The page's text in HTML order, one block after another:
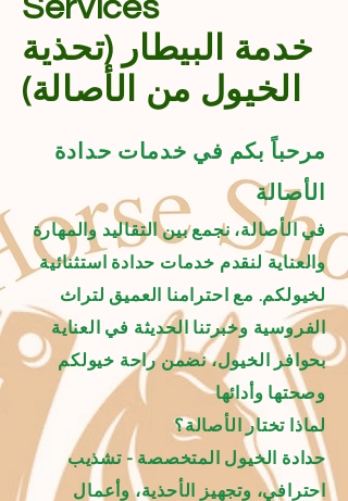
Services
خدمة البيطار (تحذية
الخيول من الأصالة)
مرحباً بكم في خدمات حدادة
الأصالة
في الأصالة، نجمع بين التقاليد والمهارة
والعناية لنقدم خدمات حدادة استثنائية
لخيولكم. مع احترامنا العميق لتراث
الفروسية وخبرتنا الحديثة في العناية
بحوافر الخيول، نضمن راحة خيولكم
وصحتها وأدائها
لماذا تختار الأصالة؟
حدادة الخيول المتخصصة - تشذيب
احترافي، وتجهيز الأحذية، وأعمال